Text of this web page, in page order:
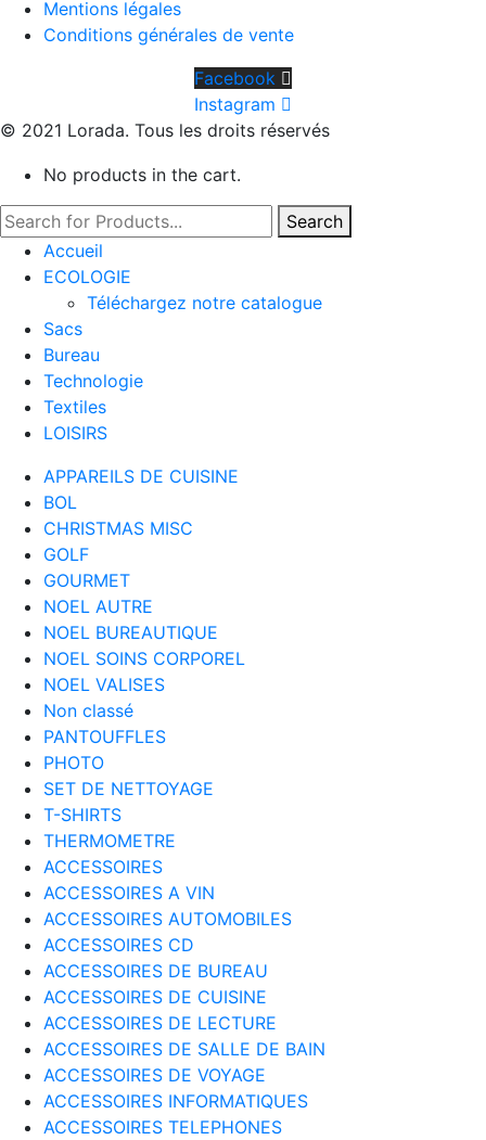
Mentions légales
Conditions générales de vente
Facebook
Instagram
© 2021 Lorada. Tous les droits réservés
No products in the cart.
Search
Accueil
ECOLOGIE
Téléchargez notre catalogue
Sacs
Bureau
Technologie
Textiles
LOISIRS
APPAREILS DE CUISINE
BOL
CHRISTMAS MISC
GOLF
GOURMET
NOEL AUTRE
NOEL BUREAUTIQUE
NOEL SOINS CORPOREL
NOEL VALISES
Non classé
PANTOUFFLES
PHOTO
SET DE NETTOYAGE
T-SHIRTS
THERMOMETRE
ACCESSOIRES
ACCESSOIRES A VIN
ACCESSOIRES AUTOMOBILES
ACCESSOIRES CD
ACCESSOIRES DE BUREAU
ACCESSOIRES DE CUISINE
ACCESSOIRES DE LECTURE
ACCESSOIRES DE SALLE DE BAIN
ACCESSOIRES DE VOYAGE
ACCESSOIRES INFORMATIQUES
ACCESSOIRES TELEPHONES